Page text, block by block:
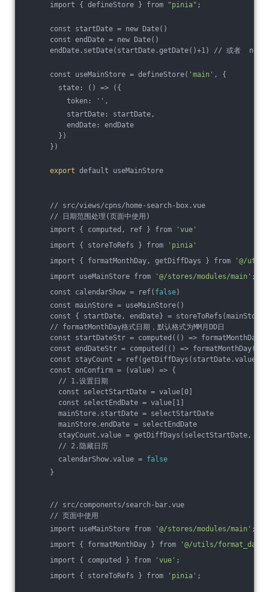
import { defineStore } from
"pinia" ;
const startDate = new Date()
const endDate = new Date()
endDate.setDate(startDate.getDate()+1) // 或者
const useMainStore = defineStore( 'main' , {
state: () => ({
token:
'' ,
startDate: startDate,
endDate: endDate
})
})
export default useMainStore
// src/views/cpns/home-search-box.vue
// 日期范围处理(页面中使用)
import { computed, ref } from
'vue'
import { storeToRefs } from
'pinia'
import { formatMonthDay, getDiffDays } from
'@/
import useMainStore from
'@/stores/modules/main' ;
const calendarShow = ref( false)
const mainStore = useMainStore()
const { startDate, endDate} = storeToRefs(mainStore)
// formatMonthDay格式日期，默认格式为MM月DD日
const startDateStr = computed(() =>
const endDateStr = computed(() =>
const stayCount = ref(getDiffDays(startDate.value,
const onConfirm = (value) => {
// 1.设置日期
const selectStartDate = value[0]
const selectEndDate = value[1]
mainStore.startDate = selectStartDate
mainStore.endDate = selectEndDate
stayCount.value = getDiffDays(selectStartDate,
// 2.隐藏日历
calendarShow.value = false
}
// src/components/search-bar.vue
// 页面中使用
import useMainStore from
'@/stores/modules/main' ;
import { formatMonthDay } from
'@/utils/format_date'
import { computed } from
'vue' ;
import { storeToRefs } from
'pinia' ;